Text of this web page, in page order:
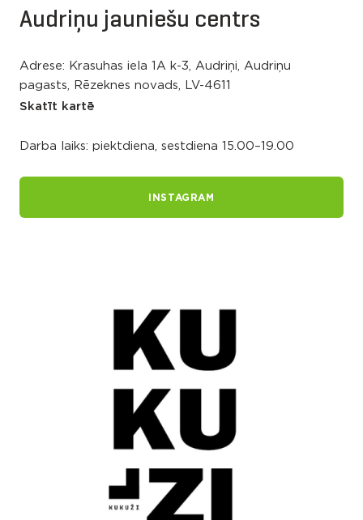
Audriņu jauniešu centrs
Adrese: Krasuhas iela 1A k-3, Audriņi, Audriņu
pagasts, Rēzeknes novads, LV-4611
Skatīt kartē
Darba laiks: piektdiena, sestdiena 15.00–19.00
INSTAGRAM